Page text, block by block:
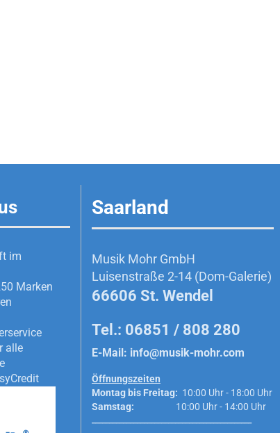
im
Marken
alle
Saarland
Musik Mohr GmbH
Luisenstraße 2-14 (Dom-Galerie)
66606 St. Wendel
Tel.: 06851 / 808 280
E-Mail: info@musik-mohr.com
Öffnungszeiten
Montag bis Freitag: 10:00 Uhr - 18:00 Uhr
Samstag: 10:00 Uhr - 14:00 Uhr